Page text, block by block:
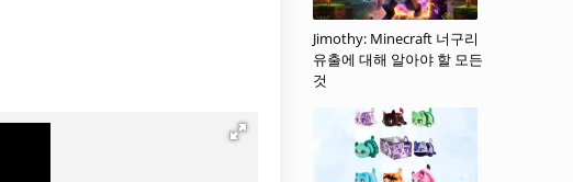
Jimothy: Minecraft 너구리
유출에 대해 알아야 할 모든
것